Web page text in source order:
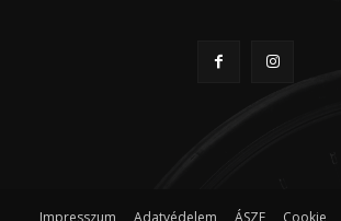
Impresszum Adatvédelem ÁSZF Cookie